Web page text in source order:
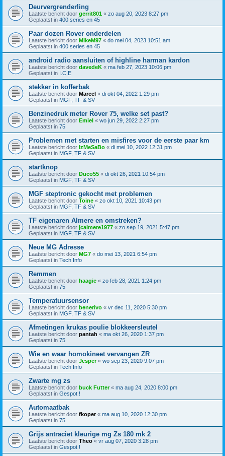
Deurvergrenderling
Laatste bericht door gerrit801 « zo aug 20, 2023 8:27 pm
Geplaatst in 400 series en 45
Paar dozen Rover onderdelen
Laatste bericht door MikeM97 « do mei 04, 2023 10:51 am
Geplaatst in 400 series en 45
android radio aansluiten of highline harman kardon
Laatste bericht door davedeK « ma feb 27, 2023 10:06 pm
Geplaatst in I.C.E
stekker in kofferbak
Laatste bericht door Marcel « di okt 04, 2022 1:29 pm
Geplaatst in MGF, TF & SV
Benzinedruk meter Rover 75, welke set past?
Laatste bericht door Emiel « wo jun 29, 2022 2:27 pm
Geplaatst in 75
Problemen met starten en misfires voor de eerste paar km
Laatste bericht door IzMeSaBo « di mei 10, 2022 12:31 pm
Geplaatst in MGF, TF & SV
startknop
Laatste bericht door Duco55 « di okt 26, 2021 10:54 pm
Geplaatst in MGF, TF & SV
MGF steptronic gekocht met problemen
Laatste bericht door Toine « zo okt 10, 2021 10:43 pm
Geplaatst in MGF, TF & SV
TF eigenaren Almere en omstreken?
Laatste bericht door jcalmere1977 « zo sep 19, 2021 5:47 pm
Geplaatst in MGF, TF & SV
Neue MG Adresse
Laatste bericht door MG7 « do mei 13, 2021 6:54 pm
Geplaatst in Tech Info
Remmen
Laatste bericht door haagie « zo feb 28, 2021 1:24 pm
Geplaatst in 75
Temperatuursensor
Laatste bericht door benerivo « vr dec 11, 2020 5:30 pm
Geplaatst in MGF, TF & SV
Afmetingen krukas poulie blokkeersleutel
Laatste bericht door pantah « ma okt 26, 2020 1:37 pm
Geplaatst in 75
Wie en waar homokineet vervangen ZR
Laatste bericht door Jesper« wo sep 23, 2020 9:07 pm
Geplaatst in Tech Info
Zwarte mg zs
Laatste bericht door buck Futter« ma aug 24, 2020 8:00 pm
Geplaatst in Gespot !
Automaatbak
Laatste bericht door fkoper« ma aug 10, 2020 12:30 pm
Geplaatst in 75
Grijs antraciet kleurige mg Zs 180 mk 2
Laatste bericht door Theo « vr aug 07, 2020 3:28 pm
Geplaatst in Gespot !